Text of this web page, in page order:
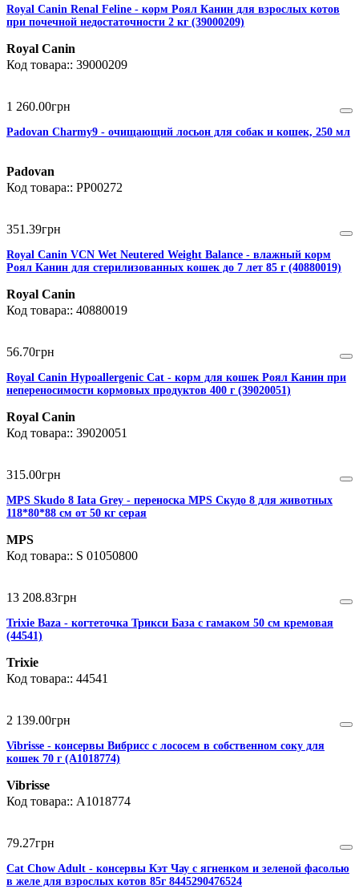
Royal Canin Renal Feline - корм Роял Канин для взрослых котов
при почечной недостаточности 2 кг (39000209)
Royal Canin
39000209
1 260.00грн
Padovan Charmy9 - очищающий лосьон для собак и кошек, 250 мл
Padovan
PP00272
351 .39грн
Royal Canin VCN Wet Neutered Weight Balance - влажный корм
Роял Канин для стерилизованных кошек до 7 лет 85 г (40880019)
Royal Canin
40880019
56.70грн
Royal Canin Hypoallergenic Cat - корм для кошек Роял Канин при
непереносимости кормовых продуктов 400 г (39020051)
Royal Canin
39020051
315.00грн
MPS Skudo 8 Iata Grey - переноска MPS Скудо 8 для животных
118*80*88 см от 50 кг серая
MPS
S 01050800
13 208.83грн
Trixie Baza - когтеточка Трикси База с гамаком 50 см кремовая
(44541)
Trixie
44541
2 139.00грн
Vibrisse - консервы Вибрисс с лососем в собственном соку для
кошек 70 г (A1018774)
Vibrisse
A1018774
79.27грн
Cat Chow Adult - консервы Кэт Чау с ягненком и зеленой фасолью
в желе для взрослых котов 85г 8445290476524